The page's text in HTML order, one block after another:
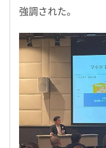
強調された。